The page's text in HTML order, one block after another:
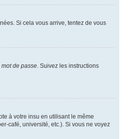
Si cela vous arrive, tentez de vous
mot de passe. Suivez les instructions
à votre insu en utilisant le même
café, université, etc.). Si vous ne voyez